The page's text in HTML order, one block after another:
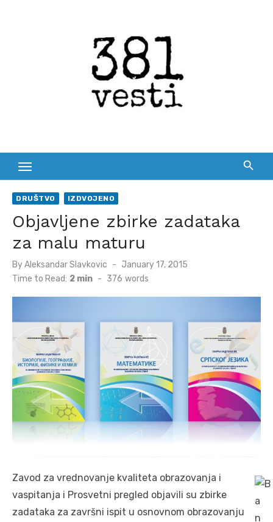
DRUŠTVO IZDVOJENO
Objavljene zbirke zadataka
za malu maturu
ByAleksandar Slavkovic
Posted
on
January 17, 2015
Time to Read: 2 min - 376 words
Zavod za vrednovanje kvaliteta obrazovanja i
vaspitanja i Prosvetni pregled objavili su zbirke
zadataka za završni ispit u osnovnom obrazovanju